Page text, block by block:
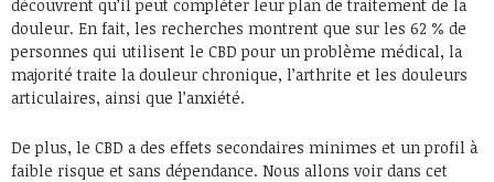
découvrent qu’il peut compléter leur plan de traitement de la
douleur. En fait, les recherches montrent que sur les 62 % de
personnes qui utilisent le CBD pour un problème médical, la
majorité traite la douleur chronique, l’arthrite et les douleurs
articulaires, ainsi que l’anxiété.
De plus, le CBD a des effets secondaires minimes et un profil à
faible risque et sans dépendance. Nous allons voir dans cet